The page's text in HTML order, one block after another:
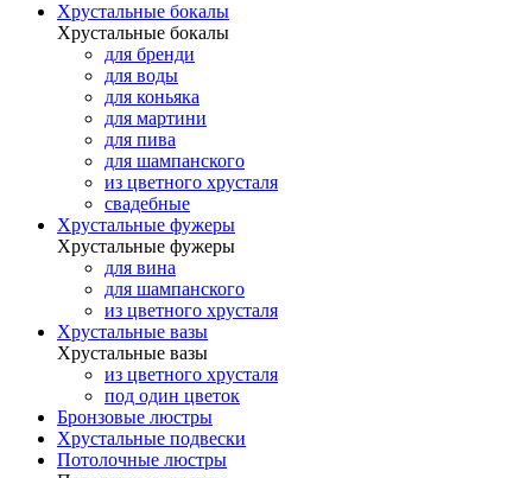
Хрустальные бокалы
Хрустальные бокалы
для бренди
для воды
для коньяка
для мартини
для пива
для шампанского
из цветного хрусталя
свадебные
Хрустальные фужеры
Хрустальные фужеры
для вина
для шампанского
из цветного хрусталя
Хрустальные вазы
Хрустальные вазы
из цветного хрусталя
под один цветок
Бронзовые люстры
Хрустальные подвески
Потолочные люстры